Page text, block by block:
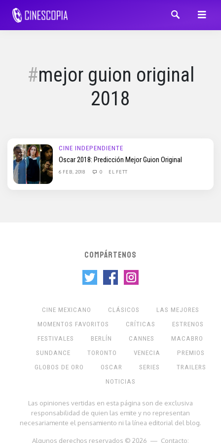
mejor guion original
2018
CINE INDEPENDIENTE
Oscar 2018: Predicción Mejor Guion Original
6 FEB, 2018 0 EL FETT
COMPÁRTENOS
CINE MEXICANO CLÁSICOS
LAS MEJORES
MOMENTOS FAVORITOS
CRÍTICAS
ESTRENOS
FESTIVALES
BERLÍN CANNES
MACABRO
SUNDANCE
TORONTO VENECIA
PREMIOS
GLOBOS DE ORO
OSCAR SERIES
TRAILERS
NOTICIAS
Las opiniones vertidas en esta página son de exclusiva
responsabilidad de quien las emite y no representan
necesariamente el pensamiento ni la línea editorial del blog.
Algunos derechos reservados © 2026 — Contacto: